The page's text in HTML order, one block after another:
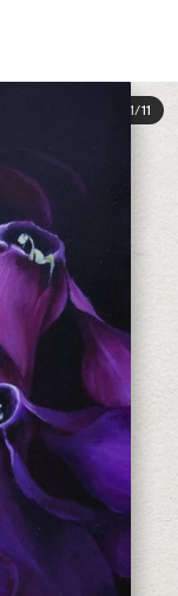
1/11